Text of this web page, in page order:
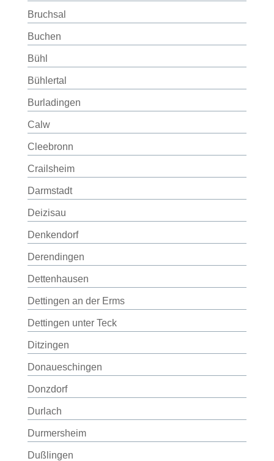
Bruchsal
Buchen
Bühl
Bühlertal
Burladingen
Calw
Cleebronn
Crailsheim
Darmstadt
Deizisau
Denkendorf
Derendingen
Dettenhausen
Dettingen an der Erms
Dettingen unter Teck
Ditzingen
Donaueschingen
Donzdorf
Durlach
Durmersheim
Dußlingen